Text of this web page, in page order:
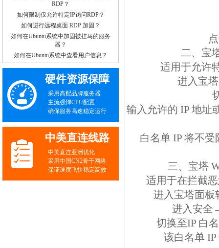
RDP？
如何限制仅允许特定IP访问RDP？
如何进行远程桌面 RDP 加固？
如何在Ubuntu系统中加固被挂马的服务
器？
如何在Ubuntu系统中查看用户信息？
硬件资源保障
采用高配品牌服务器
主流强悍CPU配置
确保服务高速稳定运行
中美直连线路
中美直连亚洲优化
采用中国CN2骨干网络
保证速度飞快稳定高效
二、宝
适用于允许
进入宝
输入允许的 IP 地址
白名单 IP 将不
三、宝塔
适用于在拦截
进入宝塔面板
进入安全
切换至IP 白
该白名单